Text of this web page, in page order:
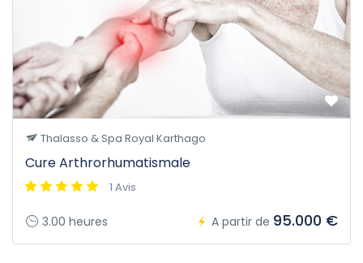
Thalasso & Spa Royal Karthago
Cure Arthrorhumatismale
1 Avis
3.00 heures A partir de 95.000 €